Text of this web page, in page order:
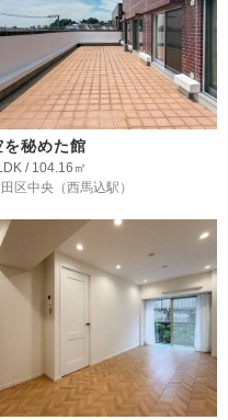
を秘めた館
/ 104.16㎡
区中央 （西馬込駅）